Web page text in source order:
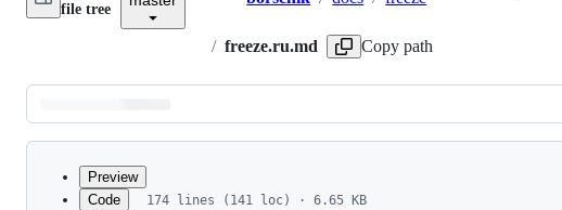
file tree
Breadcrumbs
/ freeze.ru.md Copy path
Latest
commit
Preview
Code
174 lines (141 loc) · 6.65 KB